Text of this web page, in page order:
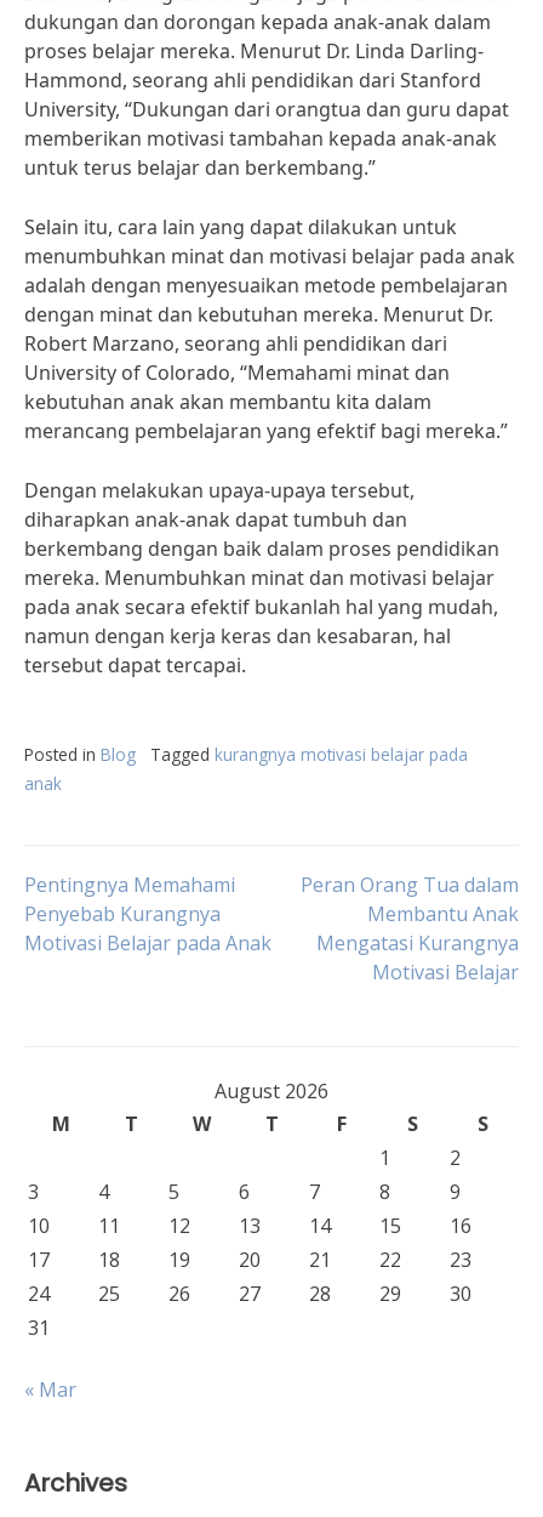
dukungan dan dorongan kepada anak-anak dalam
proses belajar mereka. Menurut Dr. Linda Darling-
Hammond, seorang ahli pendidikan dari Stanford
University, “Dukungan dari orangtua dan guru dapat
memberikan motivasi tambahan kepada anak-anak
untuk terus belajar dan berkembang.”
Selain itu, cara lain yang dapat dilakukan untuk
menumbuhkan minat dan motivasi belajar pada anak
adalah dengan menyesuaikan metode pembelajaran
dengan minat dan kebutuhan mereka. Menurut Dr.
Robert Marzano, seorang ahli pendidikan dari
University of Colorado, “Memahami minat dan
kebutuhan anak akan membantu kita dalam
merancang pembelajaran yang efektif bagi mereka.”
Dengan melakukan upaya-upaya tersebut,
diharapkan anak-anak dapat tumbuh dan
berkembang dengan baik dalam proses pendidikan
mereka. Menumbuhkan minat dan motivasi belajar
pada anak secara efektif bukanlah hal yang mudah,
namun dengan kerja keras dan kesabaran, hal
tersebut dapat tercapai.
Posted in Blog Tagged kurangnya motivasi belajar pada
anak
Post
navigation
Pentingnya Memahami
Penyebab Kurangnya
Motivasi Belajar pada Anak
Peran Orang Tua dalam
Membantu Anak
Mengatasi Kurangnya
Motivasi Belajar
August 2026
M
T W T F S
S
1
2
3
4 5 6 7 8
9
10
11 12 13 14 15
16
17
18 19 20 21 22
23
24
25 26 27 28 29
30
31
« Mar
Archives